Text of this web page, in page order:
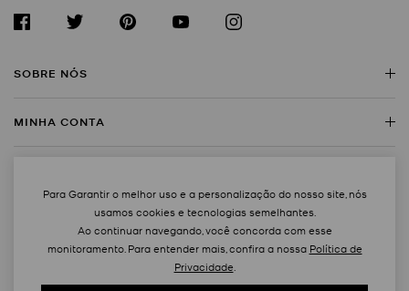
Para Garantir o melhor uso e a personalização do nosso site, nós
usamos cookies e tecnologias semelhantes.
Ao continuar navegando, você concorda com esse
monitoramento. Para entender mais, confira a nossa Política de
Privacidade
SOBRE NÓS
Trabalhe Conosco
MINHA CONTA
Rastreie Seu Pedido
Política de Entrega
MAPA DO SITE
Created by Powered by